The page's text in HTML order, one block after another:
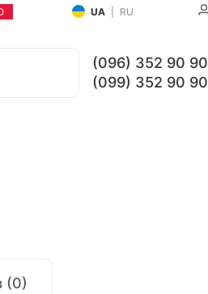
UA RU
(096) 352 90 90
(099) 352 90 90
(0)